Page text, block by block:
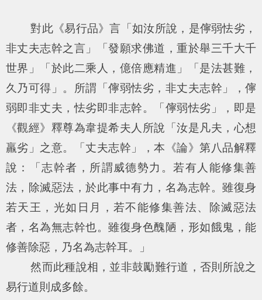
對此《易行品》言「如汝所說，是儜弱怯劣，
非丈夫志幹之言 」「發願求佛道，重於舉三千大千
世界 」「 於此二乘人，億倍應精進 」「 是法甚難，
久乃可得 」。所謂「儜弱怯劣，非丈夫志幹」，儜
弱即非丈夫，怯劣即非志幹。「儜弱怯劣」，即是
《觀經》釋尊為韋提希夫人所說「汝是凡夫，心想
羸劣 」之意。「丈夫志幹」，本《論》第八品解釋
說：「志幹者，所謂威德勢力。若有人能修集善
法，除滅惡法，於此事中有力，名為志幹。雖復身
若天王，光如日月，若不能修集善法、除滅惡法
者，名為無志幹也。雖復身色醜陋，形如餓鬼，能
修善除惡，乃名為志幹耳。」
然而此種說相，並非鼓勵難行道，否則所說之
易行道則成多餘。